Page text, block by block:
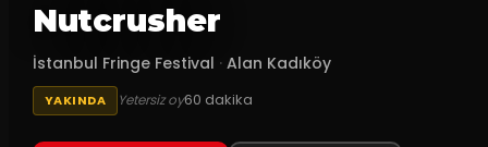
Nutcrusher
İstanbul Fringe Festival · Alan Kadıköy
YAKINDA Yetersiz oy60 dakika